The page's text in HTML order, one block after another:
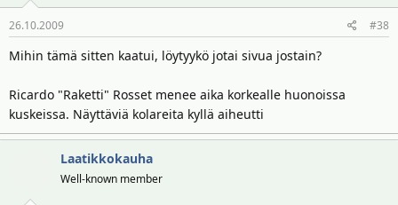
26.10.2009 #38
Mihin tämä sitten kaatui, löytyykö jotai sivua jostain?
Ricardo "Raketti" Rosset menee aika korkealle huonoissa
kuskeissa. Näyttäviä kolareita kyllä aiheutti
Laatikkokauha
Well-known member